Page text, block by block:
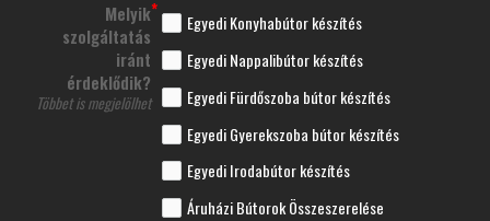
Melyik
szolgáltatás
iránt
érdeklődik?
Többet is megjelölhet
Egyedi Konyhabútor készítés
Egyedi Nappalibútor készítés
Egyedi Fürdőszoba bútor készítés
Egyedi Gyerekszoba bútor készítés
Egyedi Irodabútor készítés
Áruházi Bútorok Összeszerelése